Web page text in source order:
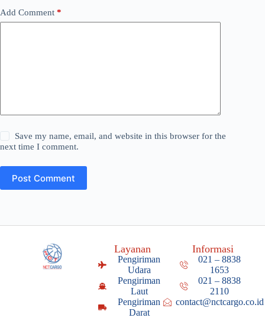
Add Comment *
Save my name, email, and website in this browser for the
next time I comment.
Post Comment
Layanan
Pengiriman
Udara
Pengiriman
Laut
Pengiriman
Darat
Informasi
021 – 8838
1653
021 – 8838
2110
contact@nctcargo.co.id